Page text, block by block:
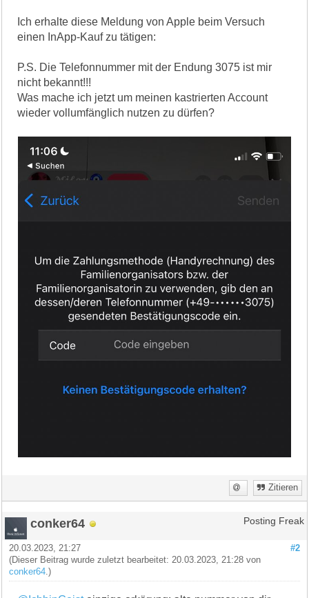
Ich erhalte diese Meldung von Apple beim Versuch
einen InApp-Kauf zu tätigen:
P.S. Die Telefonnummer mit der Endung 3075 ist mir
nicht bekannt!!!
Was mache ich jetzt um meinen kastrierten Account
wieder vollumfänglich nutzen zu dürfen?
Zitieren
conker64 Posting Freak
#2
20.03.2023, 21:27
(Dieser Beitrag wurde zuletzt bearbeitet: 20.03.2023, 21:28 von
conker64.)